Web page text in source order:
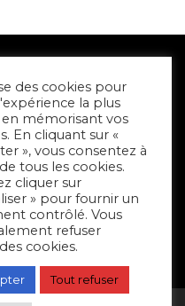
SORTIR À NIORT
des cookies pour
la plus
mémorisant vos
En cliquant sur «
», vous consentez à
tous les cookies.
cliquer sur
» pour fournir un
contrôlé. Vous
refuser
cookies.
Tout refuser